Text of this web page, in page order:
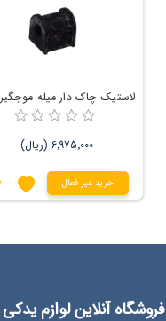
6٬975٬000 (ریال)
خرید غیر فعال
فروشگاه آنلاین لوازم